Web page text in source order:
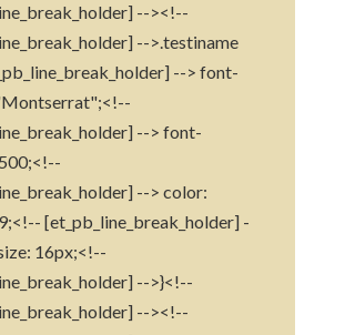
--><!--
-->.testiname
--> font-
--> font-
--> color:
[et_pb_line_break_holder] -
16px;<!--
-->}<!--
--><!--